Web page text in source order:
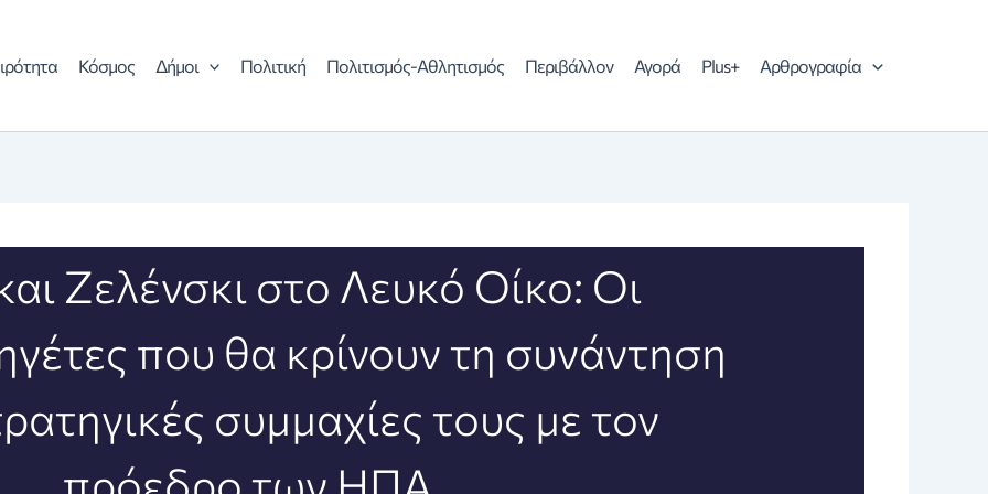
Κόσμος Δήμοι Πολιτική Πολιτισμός-Αθλητισμός Περιβάλλον Αγορά Plus+ Αρθρογραφία
Ζελένσκι στο Λευκό Οίκο: Οι
που θα κρίνουν τη συνάντηση
συμμαχίες τους με τον